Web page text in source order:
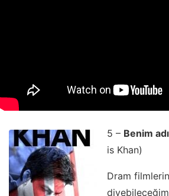
5 – Benim
is Khan)
Dram